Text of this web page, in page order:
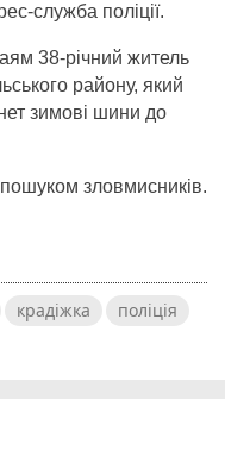
служба поліції.
38-річний житель
району, який
зимові шини до
зловмисників.
крадіжка поліція